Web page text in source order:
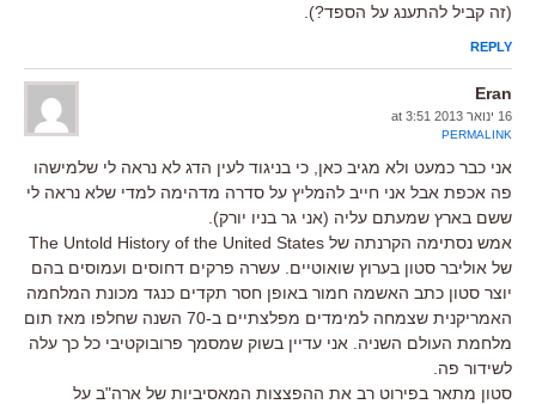
(זה קביל להתענג על הספד?).
REPLY
Eran
16 ינואר 2013 at 3:51
PERMALINK
אני כבר כמעט ולא מגיב כאן, כי בניגוד לעין הדג לא נראה לי שלמישהו
פה אכפת אבל אני חייב להמליץ על סדרה מדהימה למדי שלא נראה לי
ששם בארץ שמעתם עליה (אני גר בניו יורק).
אמש נסתימה הקרנתה של The Untold History of the United States
של אוליבר סטון בערוץ שואוטיים. עשרה פרקים דחוסים ועמוסים בהם
יוצר סטון כתב האשמה חמור באופן חסר תקדים כנגד מכונת המלחמה
האמריקנית שצמחה למימדים מפלצתיים ב-70 השנה שחלפו מאז תום
מלחמת העולם השניה. אני עדיין בשוק שמסמך פרובוקטיבי כל כך עלה
לשידור פה.
סטון מתאר בפירוט רב את ההפצצות המאסיביות של ארה"ב על